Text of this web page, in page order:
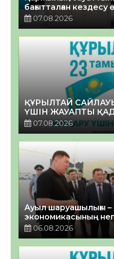
бағытталған кездесу
07.08.2026
ҚҰРЫЛТАЙ
ҮШІН ЖАУАПТЫ
07.08.2026
Ауыл шаруашылығы –
экономикасының
06.08.2026